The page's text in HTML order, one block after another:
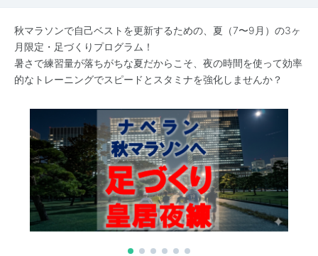
秋マラソンで自己ベストを更新するための、夏（7〜9月）の3ヶ
月限定・足づくりプログラム！
暑さで練習量が落ちがちな夏だからこそ、夜の時間を使って効率
的なトレーニングでスピードとスタミナを強化しませんか？